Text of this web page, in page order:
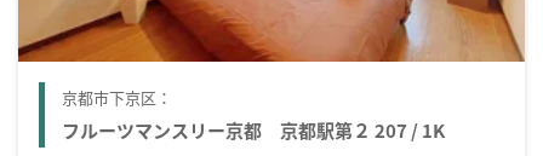
京都市下京区：
フルーツマンスリー京都 京都駅第２ 207 / 1K